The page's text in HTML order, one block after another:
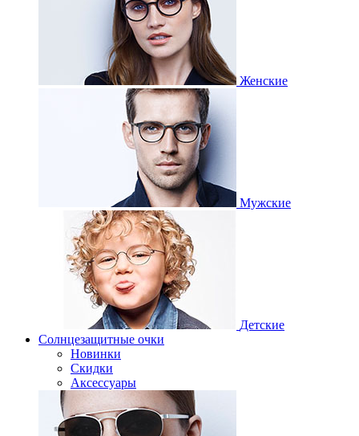
Женские
Мужские
Детские
Солнцезащитные очки
Новинки
Скидки
Аксессуары